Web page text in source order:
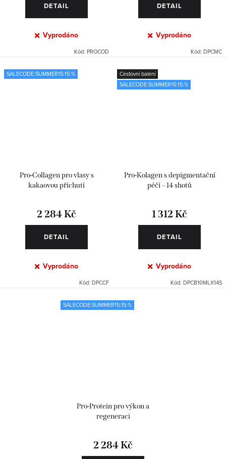
DETAIL
Vyprodáno
Kód: PROCOD
DETAIL
Vyprodáno
Kód: DPCMC
SALECODE:SUMMER15:15:%
Pro-Collagen pro vlasy s
kakaovou příchutí
2 284 Kč
DETAIL
Vyprodáno
Kód: DPCCF
Cestovní balení
SALECODE:SUMMER15:15:%
Pro-Kolagen s depigmentační
péčí – 14 shotů
1 312 Kč
DETAIL
Vyprodáno
Kód: DPCB10MLX14S
SALECODE:SUMMER15:15:%
Pro-Protein pro výkon a
regeneraci
2 284 Kč